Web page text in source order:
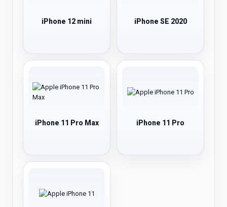
iPhone 12 mini iPhone SE 2020
iPhone 11 Pro Max iPhone 11 Pro